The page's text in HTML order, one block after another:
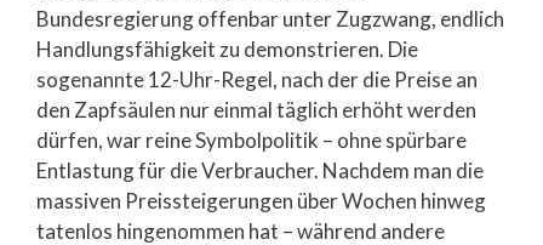
Bundesregierung offenbar unter Zugzwang, endlich
Handlungsfähigkeit zu demonstrieren. Die
sogenannte 12-Uhr-Regel, nach der die Preise an
den Zapfsäulen nur einmal täglich erhöht werden
dürfen, war reine Symbolpolitik – ohne spürbare
Entlastung für die Verbraucher. Nachdem man die
massiven Preissteigerungen über Wochen hinweg
tatenlos hingenommen hat – während andere